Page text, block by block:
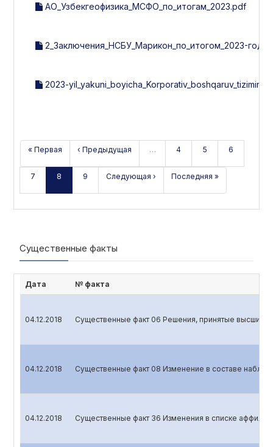
АО_Узбекгеофизика_МСФО_по_итогам_2023.pdf
2_Заключения_НСБУ_Марикон_по_итогом_2023-
2023-
« Первая ‹ Предыдущая … 4 5 6
7 8 9 Следующая › Последняя »
Существенные факты
Дата № факта
04.12.2018 Существенные факт 06 Решения, принятые высшим
04.12.2018 Существенные факт 08 Изменение в составе
04.12.2018 Существенные факт 36 Изменения в списке